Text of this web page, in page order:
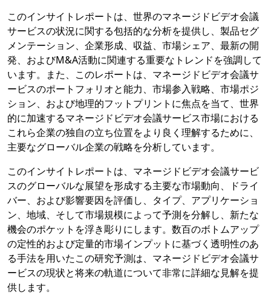
このインサイトレポートは、世界のマネージドビデオ会議
サービスの状況に関する包括的な分析を提供し、製品セグ
メンテーション、企業形成、収益、市場シェア、最新の開
発、およびM&A活動に関連する重要なトレンドを強調して
います。また、このレポートは、マネージドビデオ会議サ
ービスのポートフォリオと能力、市場参入戦略、市場ポジ
ション、および地理的フットプリントに焦点を当て、世界
的に加速するマネージドビデオ会議サービス市場における
これら企業の独自の立ち位置をより良く理解するために、
主要なグローバル企業の戦略を分析しています。
このインサイトレポートは、マネージドビデオ会議サービ
スのグローバルな展望を形成する主要な市場動向、ドライ
バー、および影響要因を評価し、タイプ、アプリケーショ
ン、地域、そして市場規模によって予測を分解し、新たな
機会のポケットを浮き彫りにします。数百のボトムアップ
の定性的および定量的市場インプットに基づく透明性のあ
る手法を用いたこの研究予測は、マネージドビデオ会議サ
ービスの現状と将来の軌道について非常に詳細な見解を提
供します。